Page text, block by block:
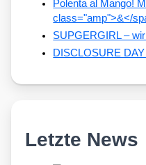
Polenta al Mango!
class="amp">&</
SUPGERGIRL –
DISCLOSURE
Letzte News